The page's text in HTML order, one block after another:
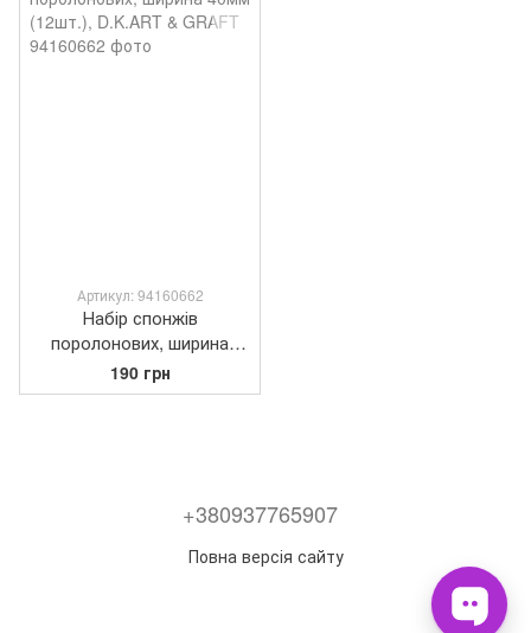
Артикул: 94160662
Набір спонжів
поролонових, ширина
40мм (12шт.), D.K.ART &
GRAFT
190 грн
+380937765907
Повна версія сайту